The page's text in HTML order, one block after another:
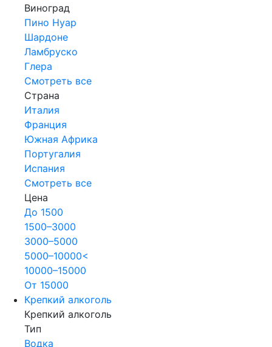
Виноград
Пино Нуар
Шардоне
Ламбруско
Глера
Смотреть все
Страна
Италия
Франция
Южная Африка
Португалия
Испания
Смотреть все
Цена
До 1500
1500–3000
3000–5000
5000–10000<
10000–15000
От 15000
Крепкий алкоголь
Крепкий алкоголь
Тип
Водка